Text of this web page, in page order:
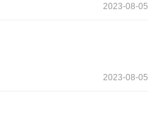
2023-08-05
2023-08-05